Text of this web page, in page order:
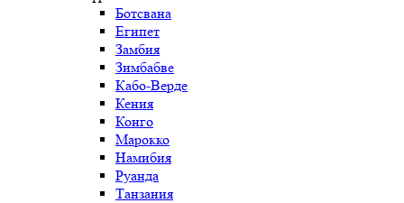
Ботсвана
Египет
Замбия
Зимбабве
Кабо-Верде
Кения
Конго
Марокко
Намибия
Руанда
Танзания